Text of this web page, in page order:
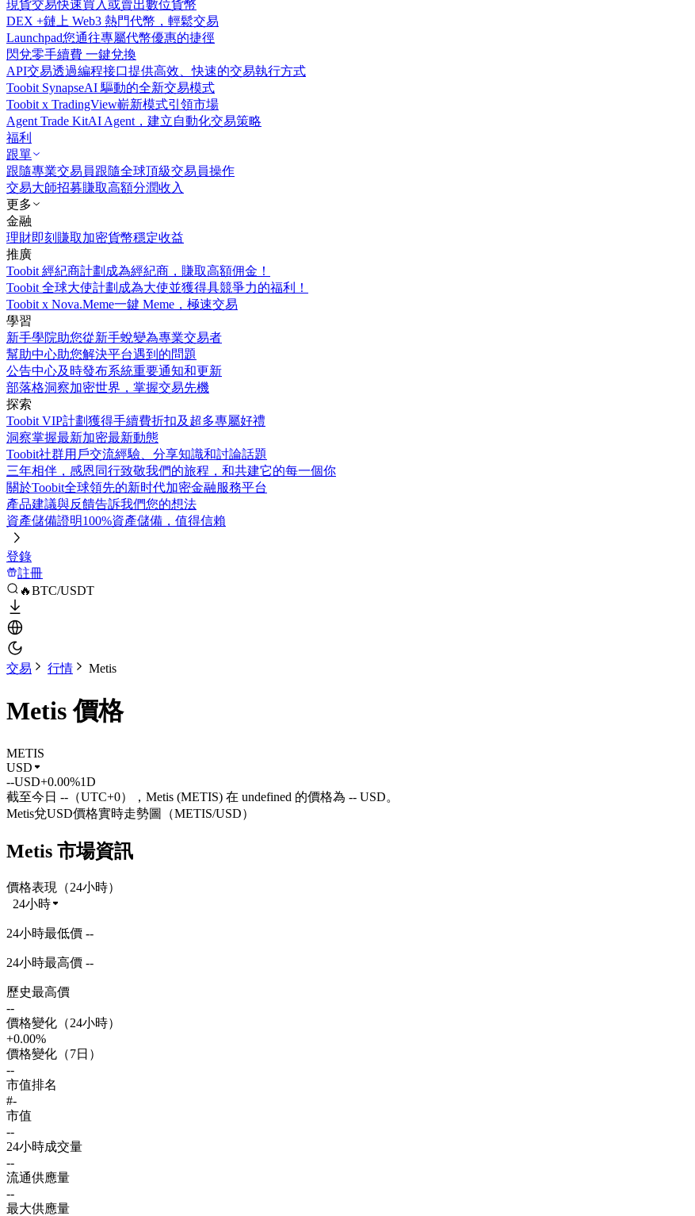
現貨交易快速買入或賣出數位貨幣
DEX +鏈上 Web3 熱門代幣，輕鬆交易
Launchpad您通往專屬代幣優惠的捷徑
閃兌零手續費 一鍵兌換
API交易透過編程接口提供高效、快速的交易執行方式
Toobit SynapseAI 驅動的全新交易模式
Toobit x TradingView嶄新模式引領市場
Agent Trade KitAI Agent，建立自動化交易策略
福利
跟單
跟隨專業交易員跟隨全球頂級交易員操作
交易大師招募賺取高額分潤收入
更多
金融
理財即刻賺取加密貨幣穩定收益
推廣
Toobit 經紀商計劃 成為經紀商，賺取高額佣金！
Toobit 全球大使計劃 成為大使並獲得具競爭力的福利！
Toobit x Nova.Meme一鍵 Meme，極速交易
學習
新手學院助您從新手蛻變為專業交易者
幫助中心助您解決平台遇到的問題
公告中心及時發布系統重要通知和更新
部落格洞察加密世界，掌握交易先機
探索
Toobit VIP計劃獲得手續費折扣及超多專屬好禮
洞察掌握最新加密最新動態
Toobit社群用戶交流經驗、分享知識和討論話題
三年相伴，感恩同行致敬我們的旅程，和共建它的每一個你
關於Toobit全球領先的新时代加密金融服務平台
產品建議與反饋告訴我們您的想法
資產儲備證明100%資產儲備，值得信賴
登錄
註冊
🔥BTC/USDT
交易 行情 Metis
Metis 價格
METIS
USD
--USD+0.00%1D
截至今日 --（UTC+0），Metis (METIS) 在 undefined 的價格為 -- USD。
Metis兌USD價格實時走勢圖（METIS/USD）
Metis 市場資訊
價格表現（24小時）
24小時
24小時最低價 --
24小時最高價 --
歷史最高價
--
價格變化（24小時）
+0.00%
價格變化（7日）
--
市值排名
#-
市值
--
24小時成交量
--
流通供應量
--
最大供應量